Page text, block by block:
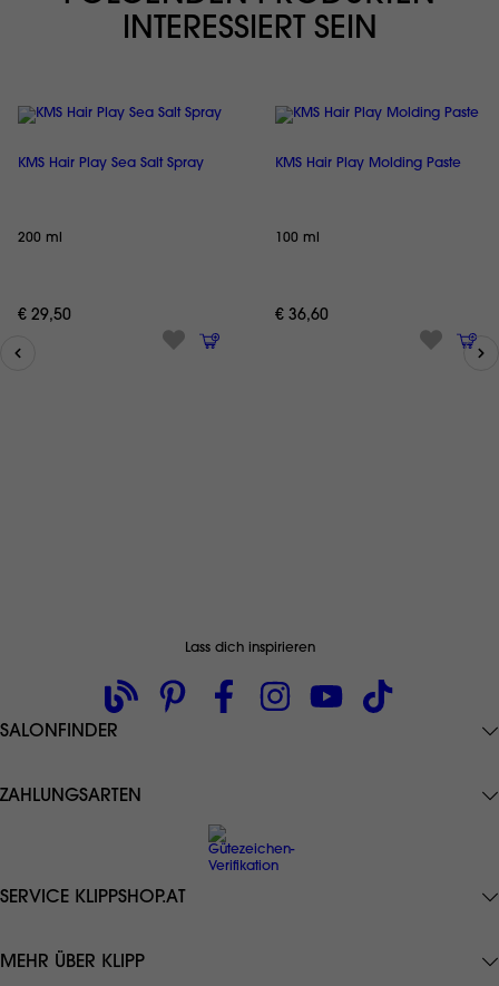
INTERESSIERT SEIN
KMS Hair Play Sea Salt Spray
200 ml
€ 29,50
KMS Hair Play Molding Paste
100 ml
€ 36,60
Lass dich inspirieren
SALONFINDER
ZAHLUNGSARTEN
SERVICE KLIPPSHOP.AT
AGB
MEHR ÜBER KLIPP